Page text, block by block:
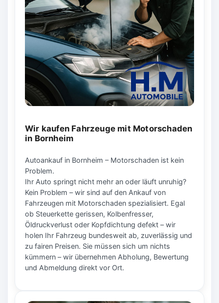
Wir kaufen Fahrzeuge mit Motorschaden
in Bornheim
Autoankauf in Bornheim – Motorschaden ist kein
Problem.
Ihr Auto springt nicht mehr an oder läuft unruhig?
Kein Problem – wir sind auf den Ankauf von
Fahrzeugen mit Motorschaden spezialisiert. Egal
ob Steuerkette gerissen, Kolbenfresser,
Öldruckverlust oder Kopfdichtung defekt – wir
holen Ihr Fahrzeug bundesweit ab, zuverlässig und
zu fairen Preisen. Sie müssen sich um nichts
kümmern – wir übernehmen Abholung, Bewertung
und Abmeldung direkt vor Ort.